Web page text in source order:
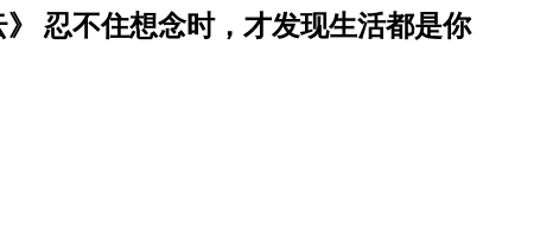
忍不住想念时，才发现生活都是你